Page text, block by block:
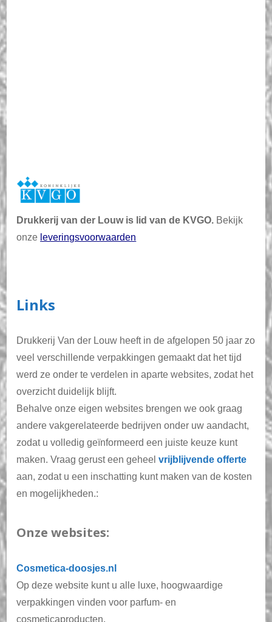
Drukkerij van der Louw is lid van de KVGO. Bekijk
onze leveringsvoorwaarden
Links
Drukkerij Van der Louw heeft in de afgelopen 50 jaar zo
veel verschillende verpakkingen gemaakt dat het tijd
werd ze onder te verdelen in aparte websites, zodat het
overzicht duidelijk blijft.
Behalve onze eigen websites brengen we ook graag
andere vakgerelateerde bedrijven onder uw aandacht,
zodat u volledig geïnformeerd een juiste keuze kunt
maken. Vraag gerust een geheelvrijblijvende offerte
aan, zodat u een inschatting kunt maken van de kosten
en mogelijkheden.:
Onze websites:
Cosmetica-doosjes.nl
Op deze website kunt u alle luxe, hoogwaardige
verpakkingen vinden voor parfum- en
cosmeticaproducten.